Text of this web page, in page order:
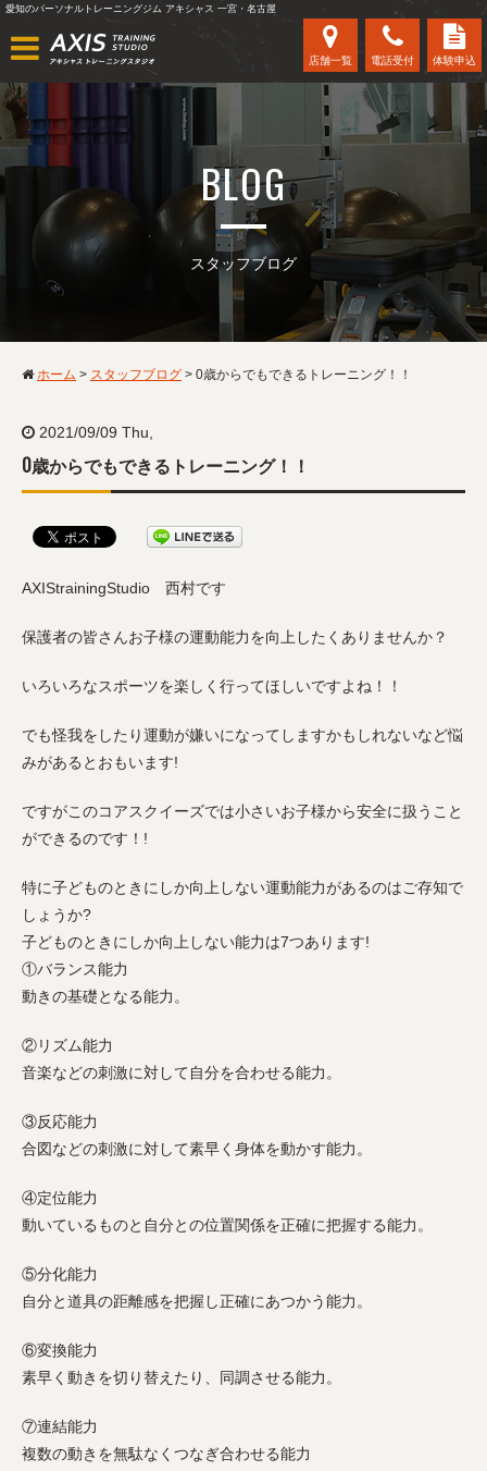
愛知のパーソナルトレーニングジム アキシャス 一宮・名古屋
店舗一覧 電話受付 体験申込
BLOG
スタッフブログ
ホーム > スタッフブログ > 0歳からでもできるトレーニング！！
2021/09/09 Thu,
0歳からでもできるトレーニング！！
AXIStrainingStudio 西村です
保護者の皆さんお子様の運動能力を向上したくありませんか？
いろいろなスポーツを楽しく行ってほしいですよね！！
でも怪我をしたり運動が嫌いになってしますかもしれないなど悩
みがあるとおもいます!
ですがこのコアスクイーズでは小さいお子様から安全に扱うこと
ができるのです！!
特に子どものときにしか向上しない運動能力があるのはご存知で
しょうか?
子どものときにしか向上しない能力は7つあります!
①バランス能力
動きの基礎となる能力。
②リズム能力
音楽などの刺激に対して自分を合わせる能力。
③反応能力
合図などの刺激に対して素早く身体を動かす能力。
④定位能力
動いているものと自分との位置関係を正確に把握する能力。
⑤分化能力
自分と道具の距離感を把握し正確にあつかう能力。
⑥変換能力
素早く動きを切り替えたり、同調させる能力。
⑦連結能力
複数の動きを無駄なくつなぎ合わせる能力